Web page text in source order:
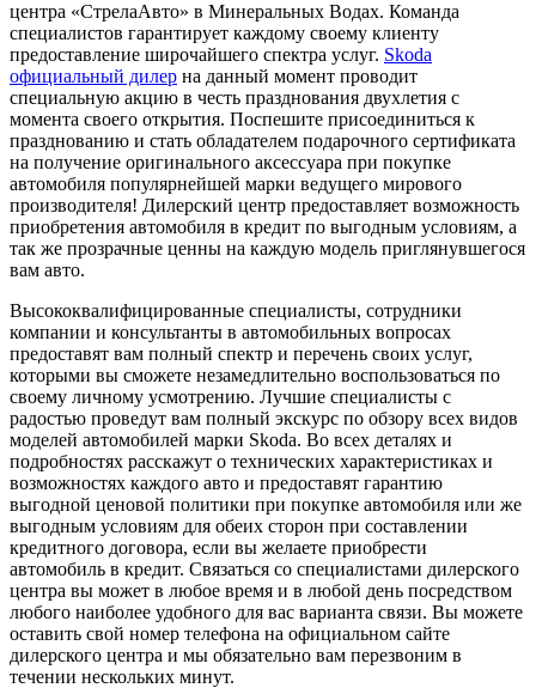
центра «СтрелаАвто» в Минеральных Водах. Команда
специалистов гарантирует каждому своему клиенту
предоставление широчайшего спектра услуг. Skoda
официальный дилер на данный момент проводит
специальную акцию в честь празднования двухлетия с
момента своего открытия. Поспешите присоединиться к
празднованию и стать обладателем подарочного сертификата
на получение оригинального аксессуара при покупке
автомобиля популярнейшей марки ведущего мирового
производителя! Дилерский центр предоставляет возможность
приобретения автомобиля в кредит по выгодным условиям, а
так же прозрачные ценны на каждую модель приглянувшегося
вам авто.
Высококвалифицированные специалисты, сотрудники
компании и консультанты в автомобильных вопросах
предоставят вам полный спектр и перечень своих услуг,
которыми вы сможете незамедлительно воспользоваться по
своему личному усмотрению. Лучшие специалисты с
радостью проведут вам полный экскурс по обзору всех видов
моделей автомобилей марки Skoda. Во всех деталях и
подробностях расскажут о технических характеристиках и
возможностях каждого авто и предоставят гарантию
выгодной ценовой политики при покупке автомобиля или же
выгодным условиям для обеих сторон при составлении
кредитного договора, если вы желаете приобрести
автомобиль в кредит. Связаться со специалистами дилерского
центра вы может в любое время и в любой день посредством
любого наиболее удобного для вас варианта связи. Вы можете
оставить свой номер телефона на официальном сайте
дилерского центра и мы обязательно вам перезвоним в
течении нескольких минут.